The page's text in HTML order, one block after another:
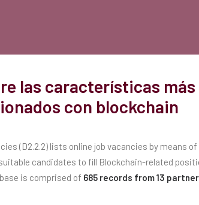
las características
con blockchain
(D2.2.2) lists online job vacancies by means
candidates to fill Blockchain-related
is comprised of 685 records from 13